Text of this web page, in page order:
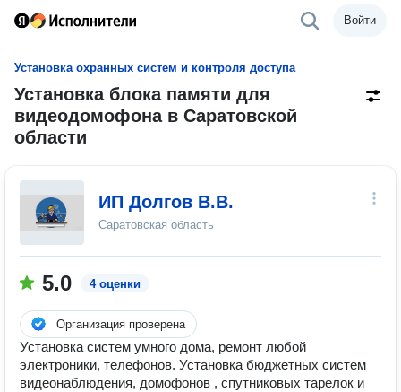
Войти
Установка охранных систем и контроля доступа
Установка блока памяти для
видеодомофона в Саратовской
области
ИП Долгов В.В.
Саратовская область
5.0 4 оценки
Организация проверена
Установка систем умного дома, ремонт любой
электроники, телефонов. Установка бюджетных систем
видеонаблюдения, домофонов , спутниковых тарелок и